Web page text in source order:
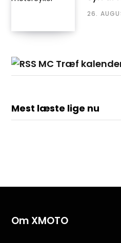
26.
MC Træf
Mest læste lige nu
Om XMOTO